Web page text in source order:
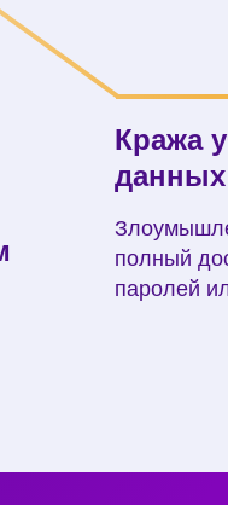
полный
паролей
Кража
данных